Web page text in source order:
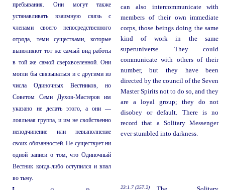
пребывания. Они могут также
устанавливать взаимную связь с
членами своего непосредственного
отряда, теми существами, которые
выполняют тот же самый вид работы
в той же самой сверхвселенной. Они
могли бы связываться и с другими из
числа Одиночных Вестников, но
Советом Семи Духов-Мастеров им
указано не делать этого, а они —
лояльная группа, и им не свойственно
неподчинение или невыполнение
своих обязанностей. Не существует ни
одной записи о том, что Одиночный
Вестник когда-либо оступился и впал
во тьму.
can also intercommunicate with
members of their own immediate
corps, those beings doing the same
kind of work in the same
superuniverse. They could
communicate with others of their
number, but they have been
directed by the council of the Seven
Master Spirits not to do so, and they
are a loyal group; they do not
disobey or default. There is no
record that a Solitary Messenger
ever stumbled into darkness.
23:1.7 (257.2)